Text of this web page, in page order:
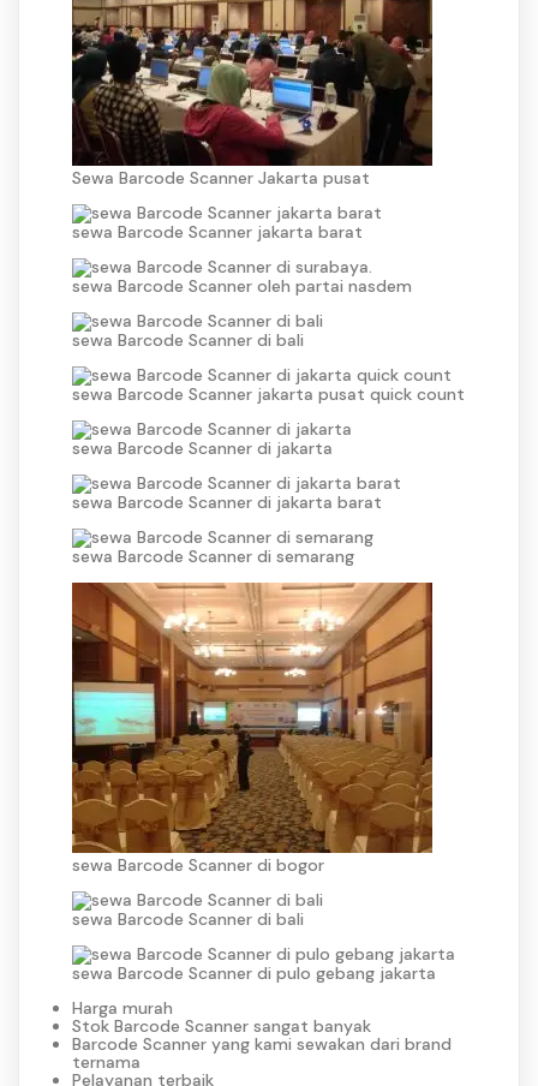
Sewa Barcode Scanner Jakarta pusat
sewa Barcode Scanner jakarta barat
sewa Barcode Scanner oleh partai nasdem
sewa Barcode Scanner di bali
sewa Barcode Scanner jakarta pusat quick count
sewa Barcode Scanner di jakarta
sewa Barcode Scanner di jakarta barat
sewa Barcode Scanner di semarang
sewa Barcode Scanner di bogor
sewa Barcode Scanner di bali
sewa Barcode Scanner di pulo gebang jakarta
Harga murah
Stok Barcode Scanner sangat banyak
Barcode Scanner yang kami sewakan dari brand
ternama
Pelayanan terbaik